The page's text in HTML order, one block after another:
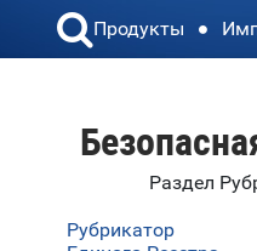
Продукты
Раздел
Рубрикатор